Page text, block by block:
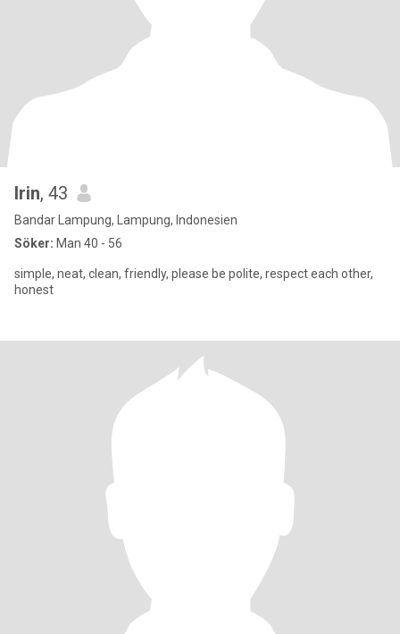
Irin, 43
Bandar Lampung, Lampung, Indonesien
Söker: Man 40 - 56
simple, neat, clean, friendly, please be polite, respect each other,
honest